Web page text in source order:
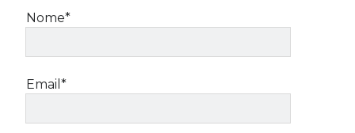
Nome*
Email*